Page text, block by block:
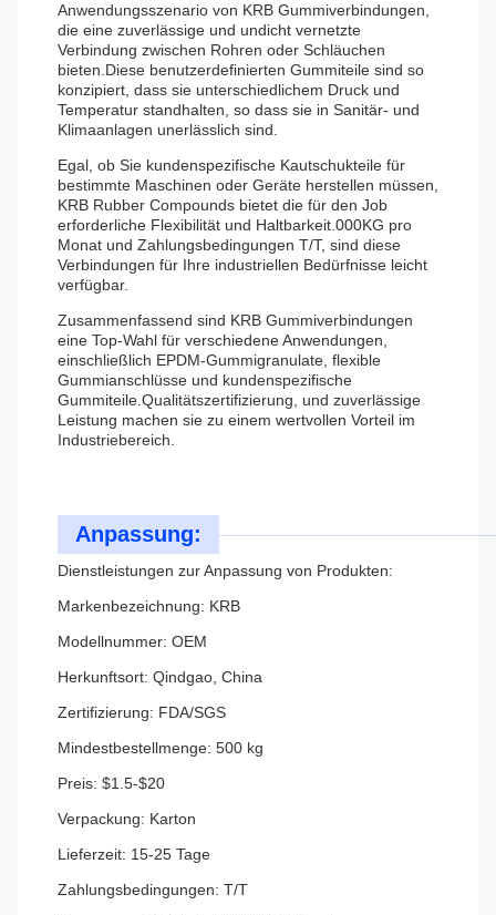
Anwendungsszenario von KRB Gummiverbindungen,
die eine zuverlässige und undicht vernetzte
Verbindung zwischen Rohren oder Schläuchen
bieten.Diese benutzerdefinierten Gummiteile sind so
konzipiert, dass sie unterschiedlichem Druck und
Temperatur standhalten, so dass sie in Sanitär- und
Klimaanlagen unerlässlich sind.
Egal, ob Sie kundenspezifische Kautschukteile für
bestimmte Maschinen oder Geräte herstellen müssen,
KRB Rubber Compounds bietet die für den Job
erforderliche Flexibilität und Haltbarkeit.000KG pro
Monat und Zahlungsbedingungen T/T, sind diese
Verbindungen für Ihre industriellen Bedürfnisse leicht
verfügbar.
Zusammenfassend sind KRB Gummiverbindungen
eine Top-Wahl für verschiedene Anwendungen,
einschließlich EPDM-Gummigranulate, flexible
Gummianschlüsse und kundenspezifische
Gummiteile.Qualitätszertifizierung, und zuverlässige
Leistung machen sie zu einem wertvollen Vorteil im
Industriebereich.
Anpassung:
Dienstleistungen zur Anpassung von Produkten:
Markenbezeichnung: KRB
Modellnummer: OEM
Herkunftsort: Qindgao, China
Zertifizierung: FDA/SGS
Mindestbestellmenge: 500 kg
Preis: $1.5-$20
Verpackung: Karton
Lieferzeit: 15-25 Tage
Zahlungsbedingungen: T/T